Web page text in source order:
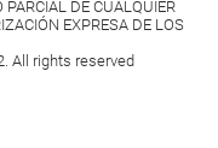
DE CUALQUIER
EXPRESA DE LOS
All rights reserved